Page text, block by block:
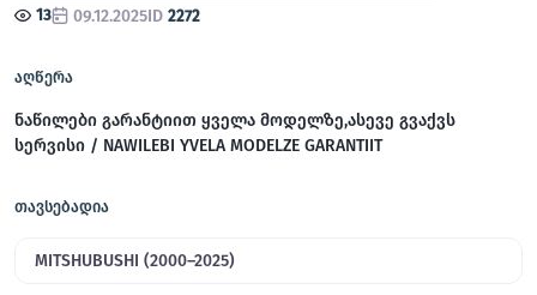
13 09.12.2025ID 2272
აღწერა
ნაწილები გარანტიით ყველა მოდელზე,ასევე გვაქვს
სერვისი / NAWILEBI YVELA MODELZE GARANTIIT
თავსებადია
MITSHUBUSHI (2000–2025)